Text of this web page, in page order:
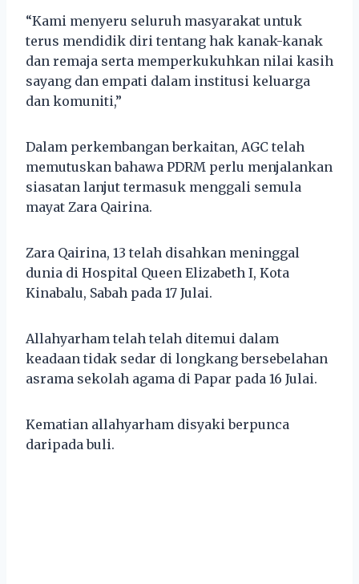
“Kami menyeru seluruh masyarakat untuk
terus mendidik diri tentang hak kanak-kanak
dan remaja serta memperkukuhkan nilai kasih
sayang dan empati dalam institusi keluarga
dan komuniti,”
Dalam perkembangan berkaitan, AGC telah
memutuskan bahawa PDRM perlu menjalankan
siasatan lanjut termasuk menggali semula
mayat Zara Qairina.
Zara Qairina, 13 telah disahkan meninggal
dunia di Hospital Queen Elizabeth I, Kota
Kinabalu, Sabah pada 17 Julai.
Allahyarham telah telah ditemui dalam
keadaan tidak sedar di longkang bersebelahan
asrama sekolah agama di Papar pada 16 Julai.
Kematian allahyarham disyaki berpunca
daripada buli.